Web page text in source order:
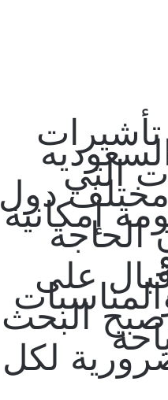
التيدول
إمكانية
الحاجة
على
البحث
لكل